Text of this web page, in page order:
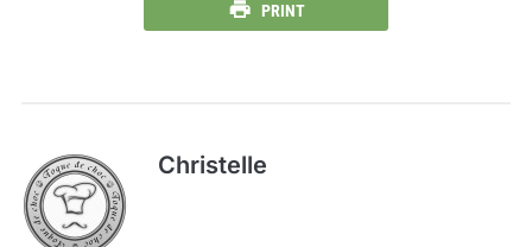
PRINT
Christelle